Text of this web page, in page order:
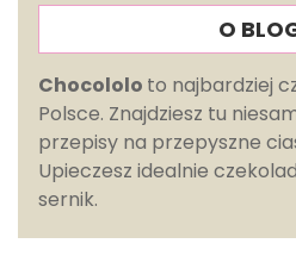
O
Chocololo to najbardziej
Polsce. Znajdziesz tu
przepisy na przepyszne
Upieczesz idealnie
sernik.